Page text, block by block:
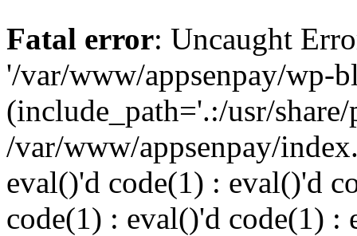
Fatal error: Uncaught
'/var/www/appsenpay/wp-
(include_path='.:/usr/
/var/www/appsenpay/
eval()'d code(1) : eval()'d
code(1) : eval()'d code(1) :